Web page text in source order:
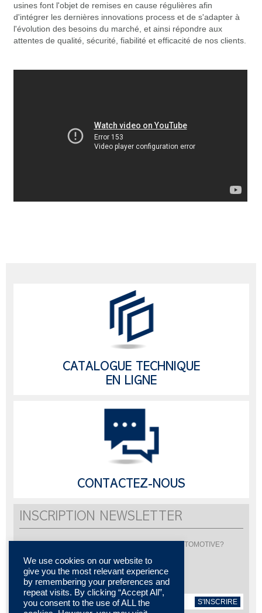
usines font l'objet de remises en cause régulières afin
d'intégrer les dernières innovations process et de s'adapter à
l'évolution des besoins du marché, et ainsi répondre aux
attentes de qualité, sécurité, fiabilité et efficacité de nos clients.
CATALOGUE TECHNIQUE
EN LIGNE
CONTACTEZ-NOUS
INSCRIPTION NEWSLETTER
Vous souhaitez être informé de l'actualité de LISI AUTOMOTIVE?
Inscrivez-vous pour recevoir notre newsletter
S'INSCRIRE
We use cookies on our website to
give you the most relevant experience
by remembering your preferences and
repeat visits. By clicking “Accept All”,
you consent to the use of ALL the